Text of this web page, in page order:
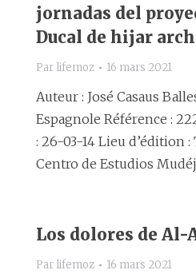
jornadas del
Ducal de hijar
Par lifemoz 16 mars 2021
Auteur : José Casaus
Espagnole Référence :
: 26-03-14 Lieu d’édition
Centro de Estudios
Los dolores de Al-
Par lifemoz 16 mars 2021